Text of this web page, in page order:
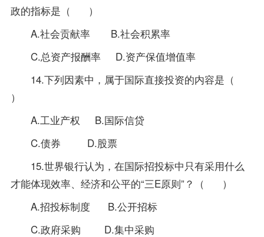
政的指标是（ ）
A.社会贡献率 B.社会积累率
C.总资产报酬率 D.资产保值增值率
14.下列因素中，属于国际直接投资的内容是（
）
A.工业产权 B.国际信贷
C.债券 D.股票
15.世界银行认为，在国际招投标中只有采用什么
才能体现效率、经济和公平的“三E原则”？（ ）
A.招投标制度 B.公开招标
C.政府采购 D.集中采购